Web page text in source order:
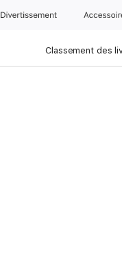
Divertissements
Classement des